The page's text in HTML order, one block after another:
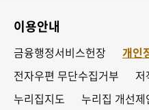
이용안내
금융행정서비스헌장
개인
전자우편 무단수집거부
저
누리집지도
누리집 개선제